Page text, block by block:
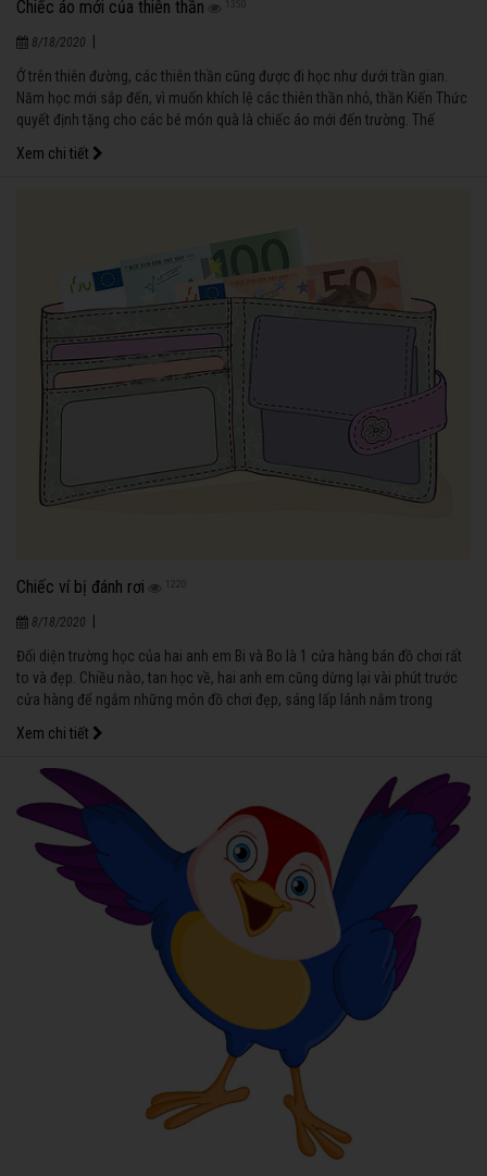
Chiếc áo mới của thiên thần 1350
8/18/2020
Ở trên thiên đường, các thiên thần cũng được đi học như dưới trần gian.
Năm học mới sắp đến, vì muốn khích lệ các thiên thần nhỏ, thần Kiến Thức
quyết định tặng cho các bé món quà là chiếc áo mới đến trường. Thế
nhưng, phần thưởng chỉ dành cho những người chăm chỉ, hoàn thành tốt
công việc được giao.
Xem chi tiết
Chiếc ví bị đánh rơi
8/18/2020
Đối diện trường học của hai anh em Bi và Bo là 1 cửa hàng bán đồ chơi rất
to và đẹp. Chiều nào, tan học về, hai anh em cũng dừng lại vài phút trước
cửa hàng để ngắm những món đồ chơi đẹp, sáng lấp lánh nằm trong
những chiếc tủ kính.
Xem chi tiết